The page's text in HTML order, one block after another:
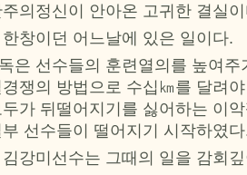
의정신이 안아온 고귀한 결실
창이던 어느날에 있은 일이다.
은 선수들의 훈련열의를 높여
쟁의 방법으로 수십㎞를 달려
가 뒤떨어지기를 싫어하는 이
선수들이 떨어지기 시작하였
김강미선수는 그때의 일을 감회